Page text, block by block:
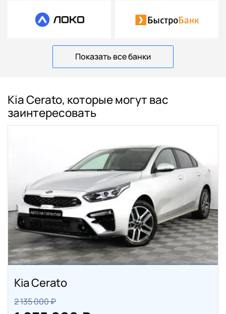
Показать все банки
Kia Cerato, которые могут вас
заинтересовать
Kia Cerato
2 135 000 ₽